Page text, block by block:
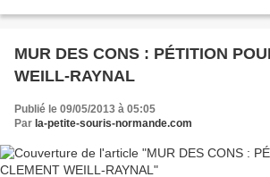
MUR DES CONS : PÉTITION
WEILL-RAYNAL
Publié le 09/05/2013 à 05:05
Par la-petite-souris-normande.com